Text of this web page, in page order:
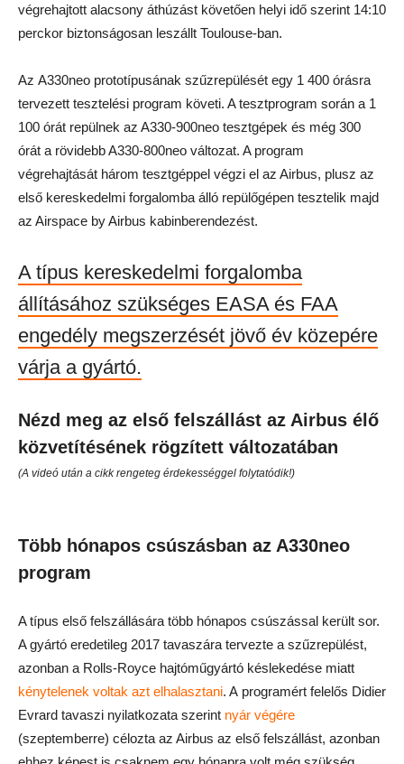
végrehajtott alacsony áthúzást követően helyi idő szerint 14:10
perckor biztonságosan leszállt Toulouse-ban.
Az A330neo prototípusának szűzrepülését egy 1 400 órásra
tervezett tesztelési program követi. A tesztprogram során a 1
100 órát repülnek az A330-900neo tesztgépek és még 300
órát a rövidebb A330-800neo változat. A program
végrehajtását három tesztgéppel végzi el az Airbus, plusz az
első kereskedelmi forgalomba álló repülőgépen tesztelik majd
az Airspace by Airbus kabinberendezést.
A típus kereskedelmi forgalomba
állításához szükséges EASA és FAA
engedély megszerzését jövő év közepére
várja a gyártó.
Nézd meg az első felszállást az Airbus élő
közvetítésének rögzített változatában
(A videó után a cikk rengeteg érdekességgel folytatódik!)
Több hónapos csúszásban az A330neo
program
A típus első felszállására több hónapos csúszással került sor.
A gyártó eredetileg 2017 tavaszára tervezte a szűzrepülést,
azonban a Rolls-Royce hajtóműgyártó késlekedése miatt
kénytelenek voltak azt elhalasztani. A programért felelős Didier
Evrard tavaszi nyilatkozata szerint nyár végére
(szeptemberre) célozta az Airbus az első felszállást, azonban